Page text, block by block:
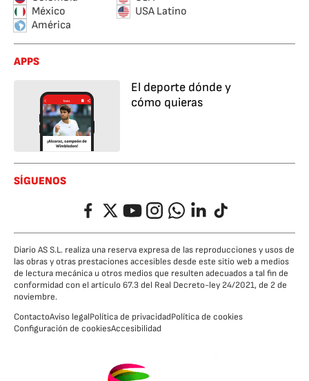
México
USA Latino
América
APPS
El deporte dónde y
cómo quieras
SÍGUENOS
FacebookTwitterYouTubeInstagramWhatsappLinkedIn
TikTok
Diario AS S.L. realiza una reserva expresa de las reproducciones y usos de
las obras y otras prestaciones accesibles desde este sitio web a medios
de lectura mecánica u otros medios que resulten adecuados a tal fin de
conformidad con el artículo 67.3 del Real Decreto-ley 24/2021, de 2 de
noviembre.
ContactoAviso legalPolítica de privacidadPolítica de cookies
Configuración de cookiesAccesibilidad